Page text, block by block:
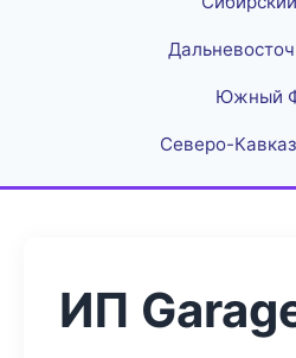
Южный
Северо-
ИП